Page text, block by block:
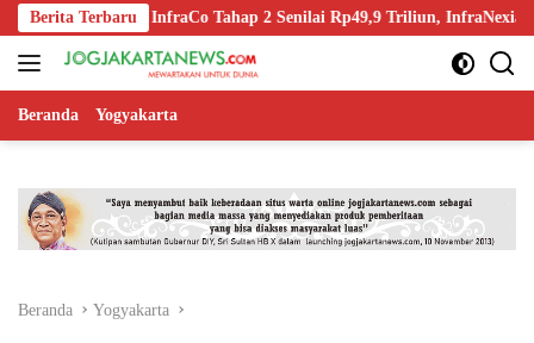
Langsung
ke
konten
Berita Terbaru
Off InfraCo Tahap 2 Senilai Rp49,9 Triliun, InfraNexia Kelola
Beranda Yogyakarta
Beranda Yogyakarta